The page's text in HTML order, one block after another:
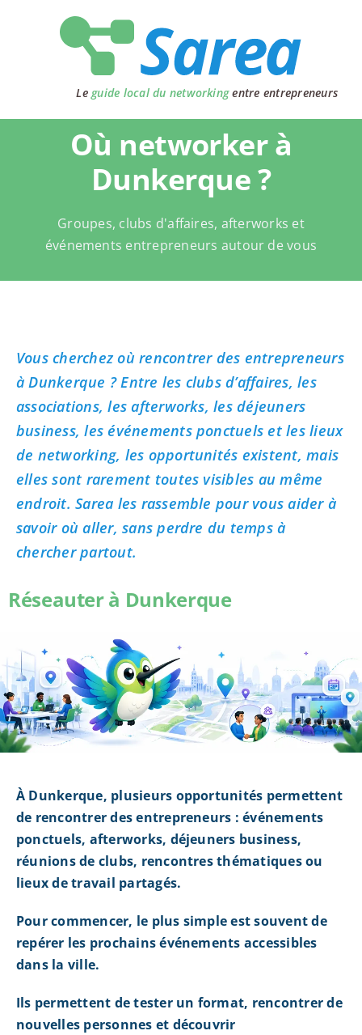
Le guide local du networkingentre entrepreneurs
Où networker à
Dunkerque ?
Groupes, clubs d'affaires, afterworks et
événements entrepreneurs autour de vous
Vous cherchez où rencontrer des entrepreneurs
à Dunkerque ? Entre les clubs d’affaires, les
associations, les afterworks, les déjeuners
business, les événements ponctuels et les lieux
de networking, les opportunités existent, mais
elles sont rarement toutes visibles au même
endroit. Sarea les rassemble pour vous aider à
savoir où aller, sans perdre du temps à
chercher partout.
Réseauter à Dunkerque
À Dunkerque, plusieurs opportunités permettent
de rencontrer des entrepreneurs : événements
ponctuels, afterworks, déjeuners business,
réunions de clubs, rencontres thématiques ou
lieux de travail partagés.
Pour commencer, le plus simple est souvent de
repérer les prochains événements accessibles
dans la ville.
Ils permettent de tester un format, rencontrer de
nouvelles personnes et découvrir